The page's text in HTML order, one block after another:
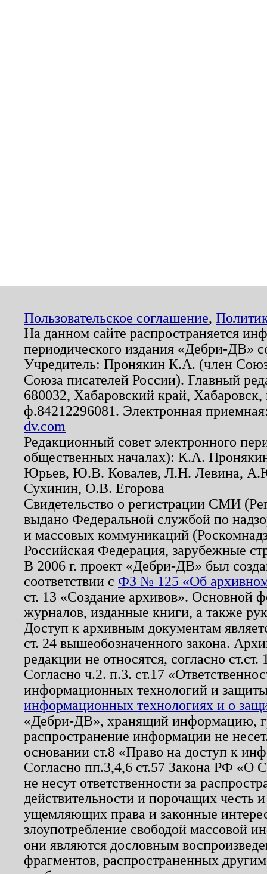
Пользовательское соглашение,
На данном сайте распространяется
периодического издания «Дебри-ДВ»
Учредитель: Пронякин К.А. (член
Союза писателей России). Главный
680032, Хабаровский край,
ф.84212296081. Электронная
dv.com
Редакционный совет электронного
общественных началах): К.А.
Юрьев, Ю.В. Ковалев, Л.Н. Левина,
Сухинин, О.В. Егорова
Свидетельство о регистрации СМИ
выдано Федеральной службой по
и массовых коммуникаций
Российская Федерация, зарубежные
В 2006 г. проект «Дебри-ДВ» был
соответствии с ФЗ № 125 «Об
ст. 13 «Создание архивов». Основной
журналов, изданные книги, а также
Доступ к архивным документам
ст. 24 вышеобозначенного закона.
редакции не относятся, согласно
Согласно ч.2. п.3. ст.17
информационных технологий и
информационных технологиях и о
«Дебри-ДВ», хранящий информацию,
распространение информации не
основании ст.8 «Право на доступ к
Согласно пп.3,4,6 ст.57 Закона РФ «О
не несут ответственности за
действительности и порочащих честь
ущемляющих права и законные
злоупотребление свободой массовой
они являются дословным
фрагментов, распространенных